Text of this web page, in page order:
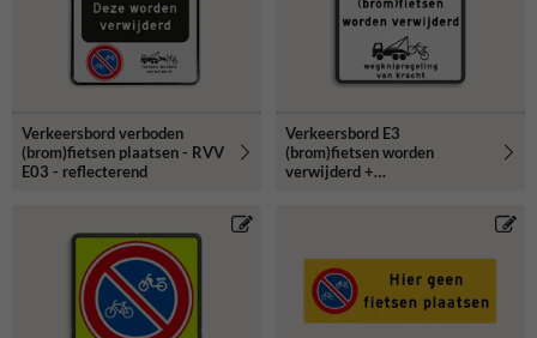
Verkeersbord verboden
(brom)fietsen plaatsen - RVV
E03 - reflecterend
Verkeersbord E3
(brom)fietsen worden
verwijderd +